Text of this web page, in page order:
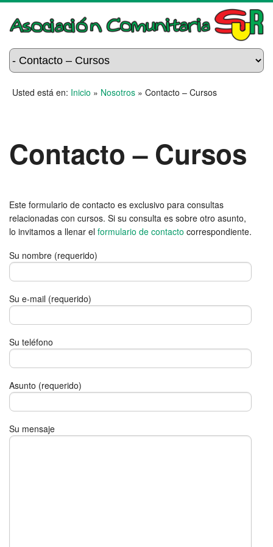
Usted está en: Inicio » Nosotros » Contacto – Cursos
Contacto – Cursos
Este formulario de contacto es exclusivo para consultas
relacionadas con cursos. Si su consulta es sobre otro asunto,
lo invitamos a llenar el formulario de contacto correspondiente.
Su nombre (requerido)
Su e-mail (requerido)
Su teléfono
Asunto (requerido)
Su mensaje